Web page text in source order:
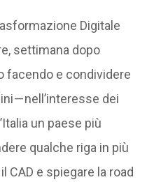
Digitale
settimana dopo
facendo e condividere
— nell’interesse dei
un paese più
qualche riga in più
CAD e spiegare la road